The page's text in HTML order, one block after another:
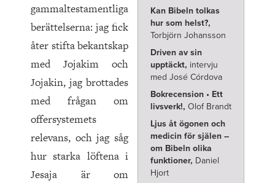
Kan Bibeln tolkas
hur som helst?,
Torbjörn Johansson
Driven av sin
upptäckt, intervju
med José Córdova
Bokrecension • Ett
livsverk!, Olof Brandt
Ljus åt ögonen och
medicin för själen –
om Bibeln olika
funktioner, Daniel
Hjort
gammaltestamentliga
berättelserna: jag fick
åter stifta bekantskap
med Jojakim och
Jojakin, jag brottades
med frågan om
offersystemets
relevans, och jag såg
hur starka löftena i
Jesaja är om